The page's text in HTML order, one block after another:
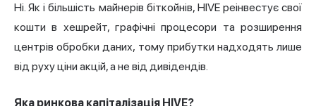
Ні. Як і більшість майнерів біткойнів, HIVE реінвестує свої
кошти в хешрейт, графічні процесори та розширення
центрів обробки даних, тому прибутки надходять лише
від руху ціни акцій, а не від дивідендів.
Яка ринкова капіталізація HIVE?